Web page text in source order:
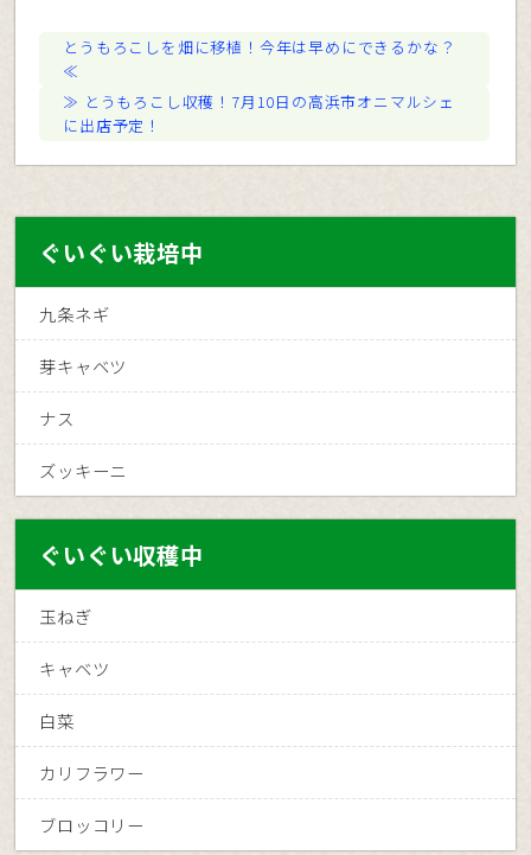
とうもろこしを畑に移植！今年は早めにできるかな？
とうもろこし収穫！7月10日の高浜市オニマルシェ
に出店予定！
ぐいぐい栽培中
九条ネギ
芽キャベツ
ナス
ズッキーニ
ぐいぐい収穫中
玉ねぎ
キャベツ
白菜
カリフラワー
ブロッコリー